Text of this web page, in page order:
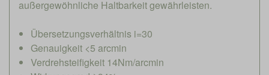
außergewöhnliche Haltbarkeit gewährleisten.
Übersetzungsverhältnis i=30
Genauigkeit <5 arcmin
Verdrehsteifigkeit 14Nm/arcmin